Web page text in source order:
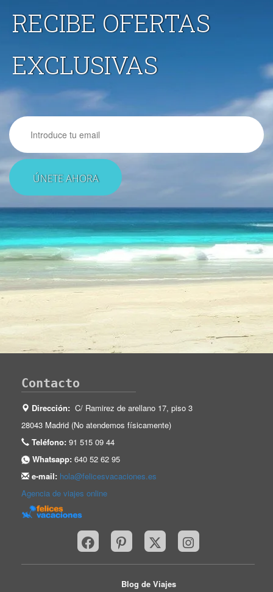
RECIBE OFERTAS
EXCLUSIVAS
Email
Contacto
Dirección: C/ Ramirez de arellano 17, piso 3
28043 Madrid (No atendemos físicamente)
Teléfono: 91 515 09 44
Whatsapp: 640 52 62 95
e-mail: hola@felicesvacaciones.es
Agencia de viajes online
Blog de Viajes